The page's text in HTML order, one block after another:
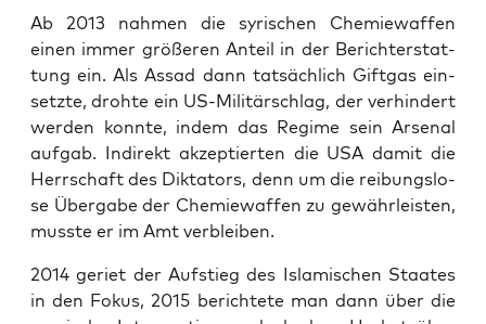
Ab 2013 nah­men die syri­schen Che­mie­waf­fen
einen immer grö­ße­ren Anteil in der Bericht­erstat­
tung ein. Als Assad dann tat­säch­lich Gift­gas ein­
setz­te, droh­te ein US-Mili­tär­schlag, der ver­hin­dert
wer­den konn­te, indem das Regime sein Arse­nal
auf­gab. Indi­rekt akzep­tier­ten die USA damit die
Herr­schaft des Dik­ta­tors, denn um die rei­bungs­lo­
se Über­ga­be der Che­mie­waf­fen zu gewähr­leis­ten,
muss­te er im Amt verbleiben.
2014 geriet der Auf­stieg des Isla­mi­schen Staa­tes
in den Fokus, 2015 berich­te­te man dann über die